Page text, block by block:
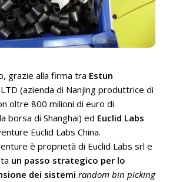
grazie alla firma tra Estun
LTD (azienda di Nanjing produttrice di
oltre 800 milioni di euro di
borsa di Shanghai) ed Euclid Labs
Euclid Labs China.
è proprietà di Euclid Labs srl e
un passo strategico per lo
dei sistemi random bin picking